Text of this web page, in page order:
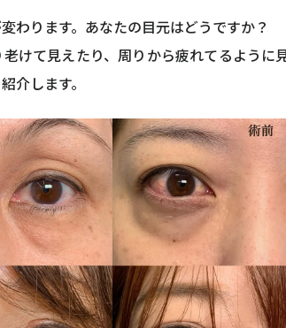
わります。あなたの目元はどうですか？
けて見えたり、周りから疲れてるよう
介します。